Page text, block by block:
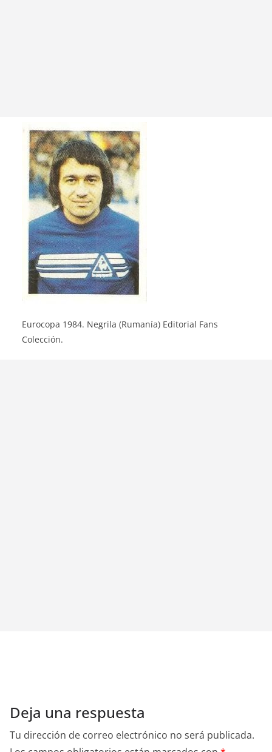
Eurocopa 1984. Negrila (Rumanía) Editorial Fans
Colección.
Deja una respuesta
Tu dirección de correo electrónico no será publicada.